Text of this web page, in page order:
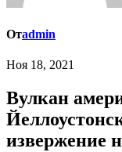
Отadmin
Ноя 18, 2021
Вулкан
извержение